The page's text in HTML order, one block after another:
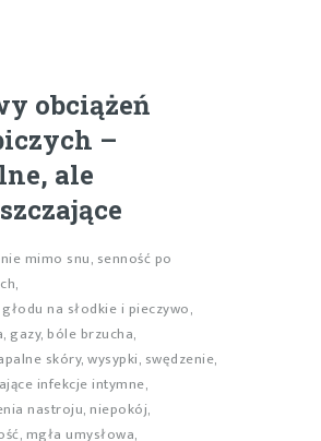
obciążeń
–
ale
mimo snu, senność po
na słodkie i pieczywo,
gazy, bóle brzucha,
skóry, wysypki, swędzenie,
infekcje intymne,
nastroju, niepokój,
mgła umysłowa,